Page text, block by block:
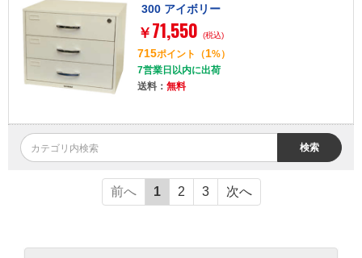
300 アイボリー
￥ 71,550 (税込)
715ポイント （1%）
7営業日以内に出荷
送料： 無料
検索
前へ 1 2 3 次へ